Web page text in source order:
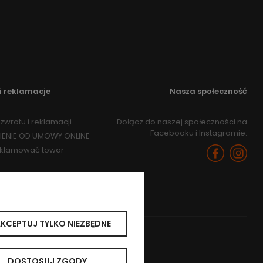
reklamacje
i reklamacji
OD UMOWY ONLINE
towar
Nasza społeczność
Dołącz do naszej społeczności na
Facebooku i Instagramie.
TYLKO NIEZBĘDNE